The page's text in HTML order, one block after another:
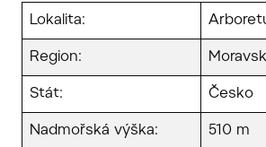
Lokalita:
Region:
Stát: Česko
Nadmořská výška: 510 m